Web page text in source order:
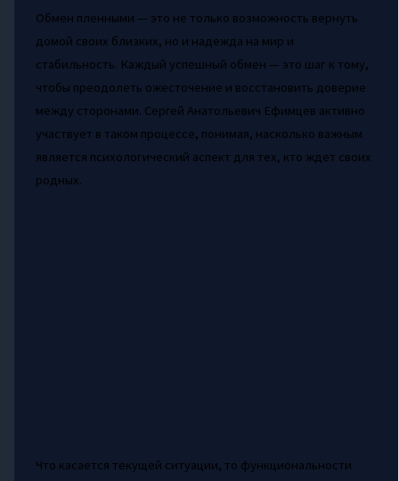
Обмен пленными — это не только возможность вернуть
домой своих близких, но и надежда на мир и
стабильность. Каждый успешный обмен — это шаг к тому,
чтобы преодолеть ожесточение и восстановить доверие
между сторонами. Сергей Анатольевич Ефимцев активно
участвует в таком процессе, понимая, насколько важным
является психологический аспект для тех, кто ждет своих
родных.
Что касается текущей ситуации, то функциональности